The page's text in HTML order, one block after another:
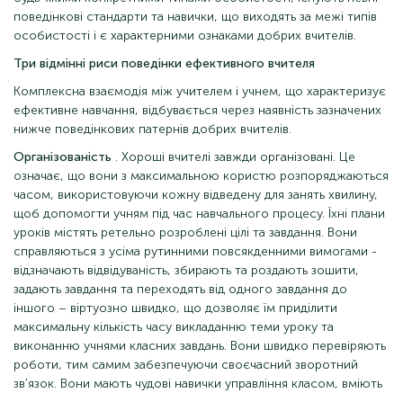
поведінкові стандарти та навички, що виходять за межі типів
особистості і є характерними ознаками добрих вчителів.
Три відмінні риси поведінки ефективного вчителя
Комплексна взаємодія між учителем і учнем, що характеризує
ефективне навчання, відбувається через наявність зазначених
нижче поведінкових патернів добрих вчителів.
Організованість . Хороші вчителі завжди організовані. Це
означає, що вони з максимальною користю розпоряджаються
часом, використовуючи кожну відведену для занять хвилину,
щоб допомогти учням під час навчального процесу. Їхні плани
уроків містять ретельно розроблені цілі та завдання. Вони
справляються з усіма рутинними повсякденними вимогами -
відзначають відвідуваність, збирають та роздають зошити,
задають завдання та переходять від одного завдання до
іншого – віртуозно швидко, що дозволяє їм приділити
максимальну кількість часу викладанню теми уроку та
виконанню учнями класних завдань. Вони швидко перевіряють
роботи, тим самим забезпечуючи своєчасний зворотний
зв'язок. Вони мають чудові навички управління класом, вміють